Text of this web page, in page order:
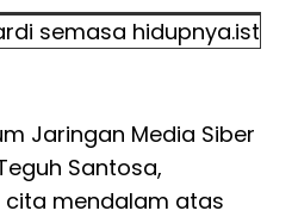
semasa hidupnya.ist
Jaringan Media Siber
Santosa,
mendalam atas